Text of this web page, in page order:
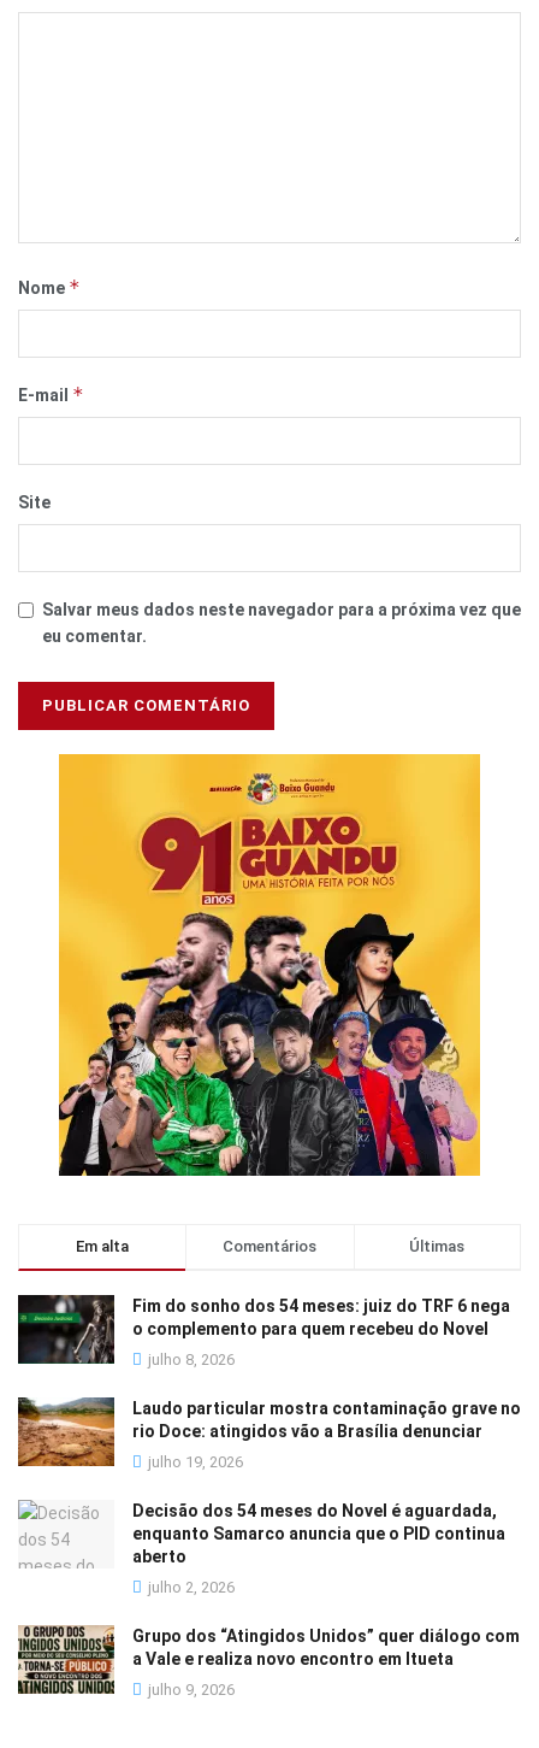
Nome *
E-mail *
Site
Salvar meus dados neste navegador para a próxima vez que
eu comentar.
Em alta Comentários Últimas
Fim do sonho dos 54 meses: juiz do TRF 6 nega
o complemento para quem recebeu do Novel
julho 8, 2026
Laudo particular mostra contaminação grave no
rio Doce: atingidos vão a Brasília denunciar
julho 19, 2026
Decisão dos 54 meses do Novel é aguardada,
enquanto Samarco anuncia que o PID continua
aberto
julho 2, 2026
Grupo dos “Atingidos Unidos” quer diálogo com
a Vale e realiza novo encontro em Itueta
julho 9, 2026